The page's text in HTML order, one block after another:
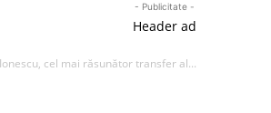
- Publicitate -
Header ad
cel mai răsunător transfer al...